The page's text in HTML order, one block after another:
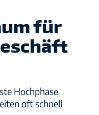
für
Hochphase
oft schnell